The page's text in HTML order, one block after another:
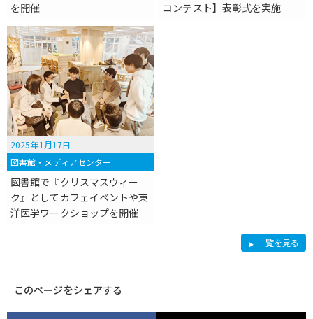
を開催
コンテスト】表彰式を実施
2025年1月17日
図書館・メディアセンター
図書館で『クリスマスウィー
ク』としてカフェイベントや東
洋医学ワークショップを開催
図
書
セ
一覧を見る
このページをシェアする